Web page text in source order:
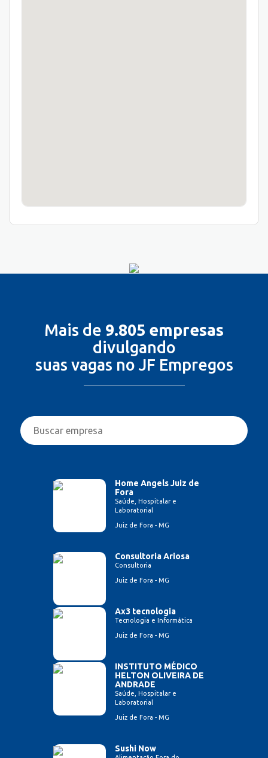
Mais de 9.805 empresas
divulgando
suas vagas no JF Empregos
Home Angels Juiz de
Fora
Saúde, Hospitalar e
Laboratorial
Juiz de Fora - MG
Consultoria Ariosa
Consultoria
Juiz de Fora - MG
Ax3 tecnologia
Tecnologia e Informática
Juiz de Fora - MG
INSTITUTO MÉDICO
HELTON OLIVEIRA DE
ANDRADE
Saúde, Hospitalar e
Laboratorial
Juiz de Fora - MG
Sushi Now